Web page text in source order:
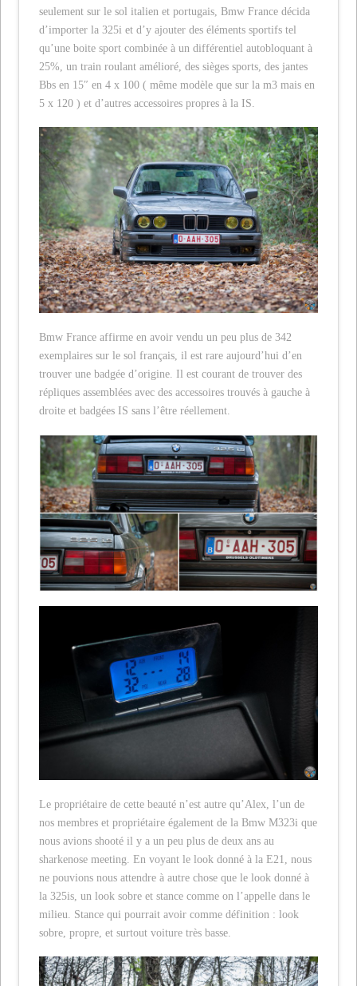
seulement sur le sol italien et portugais, Bmw France décida
d’importer la 325i et d’y ajouter des éléments sportifs tel
qu’une boite sport combinée à un différentiel autobloquant à
25%, un train roulant amélioré, des sièges sports, des jantes
Bbs en 15″ en 4 x 100 ( même modèle que sur la m3 mais en
5 x 120 ) et d’autres accessoires propres à la IS.
Bmw France affirme en avoir vendu un peu plus de 342
exemplaires sur le sol français, il est rare aujourd’hui d’en
trouver une badgée d’origine. Il est courant de trouver des
répliques assemblées avec des accessoires trouvés à gauche à
droite et badgées IS sans l’être réellement.
Le propriétaire de cette beauté n’est autre qu’Alex, l’un de
nos membres et propriétaire également de la Bmw M323i que
nous avions shooté il y a un peu plus de deux ans au
sharkenose meeting. En voyant le look donné à la E21, nous
ne pouvions nous attendre à autre chose que le look donné à
la 325is, un look sobre et stance comme on l’appelle dans le
milieu. Stance qui pourrait avoir comme définition : look
sobre, propre, et surtout voiture très basse.